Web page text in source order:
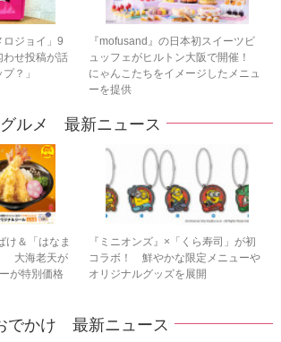
ロジョイ」9
せ投稿が話
？」
『mofusand』の日本初スイーツビ
ュッフェがヒルトン大阪で開催！
にゃんこたちをイメージしたメニュ
ーを提供
グルメ 最新ニュース
け＆「はなま
大海老天が
が特別価格
『ミニオンズ』×「くら寿司」が初
コラボ！ 鮮やかな限定メニューや
オリジナルグッズを展開
でかけ 最新ニュース